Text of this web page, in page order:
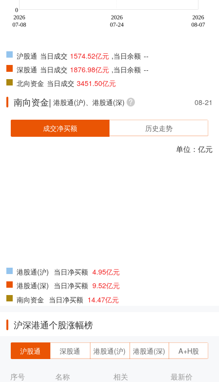
沪股通 当日成交 1574.52亿元 ,当日余额 --
深股通 当日成交 1876.98亿元 ,当日余额 --
北向资金 当日成交 3451.50亿元
南向资金| 港股通(沪)、港股通(深) 08-21
成交净买额 历史走势
单位：亿元
港股通(沪) 当日净买额 4.95亿元
港股通(深) 当日净买额 9.52亿元
南向资金 当日净买额 14.47亿元
沪深港通个股涨幅榜
沪股通 深股通 港股通(沪) 港股通(深) A+H股
序号 名称 相关 最新价